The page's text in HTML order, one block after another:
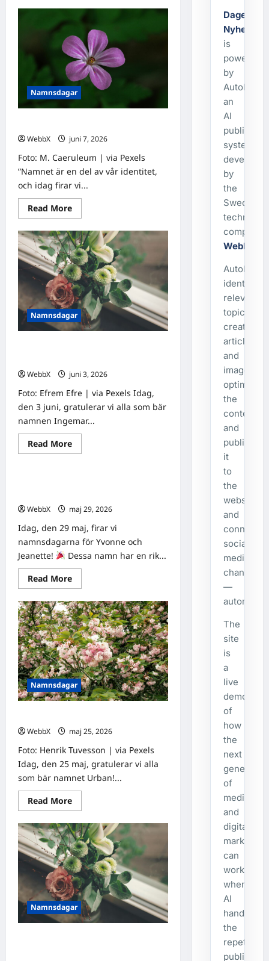
Idag
gratulerar
Paulina
och
Paula!
Namnsdagar
WebbX
juni 7, 2026
Foto: M. Caeruleum | via Pexels
”Namnet är en del av vår identitet,
och idag firar vi...
Read MoreRead
more
Idag
gratulerar
vi
Robert
och
Robin!
Namnsdagar
WebbX
juni 3, 2026
Foto: Efrem Efre | via Pexels Idag,
den 3 juni, gratulerar vi alla som bär
namnen Ingemar...
Read MoreRead
more
Gudmar!
Namnsdagar
WebbX
maj 29, 2026
Idag, den 29 maj, firar vi
namnsdagarna för Yvonne och
Jeanette!
Dessa namn har en rik...
Read MoreRead
more
Idag
gratulerar
vi
Yvonne
och
Jeanette!
Namnsdagar
WebbX
maj 25, 2026
Foto: Henrik Tuvesson | via Pexels
Idag, den 25 maj, gratulerar vi alla
som bär namnet Urban!...
Read MoreRead
more
Idag
gratulerar
vi
Urban!
Namnsdagar
Dagens-
is
powered
by
AutoPost,
an
AI
publishing
system
developed
by
the
Swedish
company
WebbX
AutoPost
identifies
relevant
topics,
creates
articles
and
images,
optimizes
the
content,
and
publishes
it
to
the
website
and
connected
social
media
channels
—
The
site
is
a
live
of
how
the
next
generation
of
media
and
digital
marketing
can
work
when
AI
handles
the
repetitive
publishing